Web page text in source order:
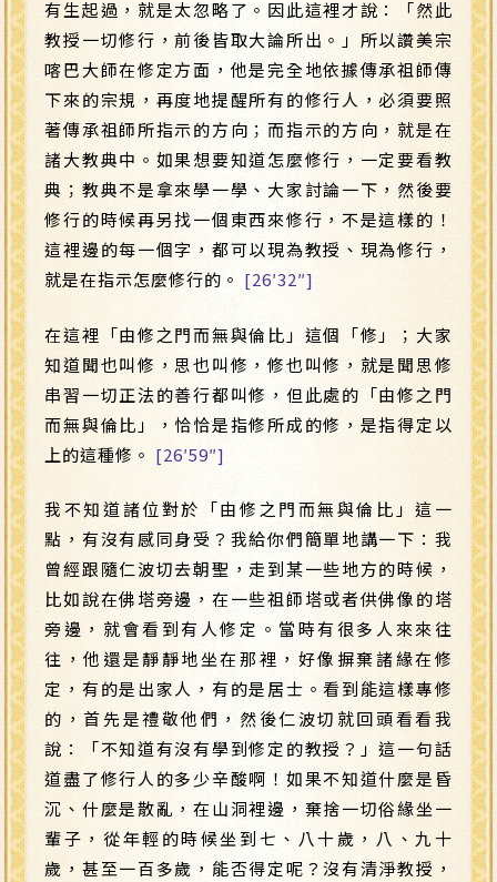
有生起過，就是太忽略了。因此這裡才說：「然此
教授一切修行，前後皆取大論所出。」所以讚美宗
喀巴大師在修定方面，他是完全地依據傳承祖師傳
下來的宗規，再度地提醒所有的修行人，必須要照
著傳承祖師所指示的方向；而指示的方向，就是在
諸大教典中。如果想要知道怎麼修行，一定要看教
典；教典不是拿來學一學、大家討論一下，然後要
修行的時候再另找一個東西來修行，不是這樣的！
這裡邊的每一個字，都可以現為教授、現為修行，
就是在指示怎麼修行的。 [26′32″]
在這裡「由修之門而無與倫比」這個「修」；大家
知道聞也叫修，思也叫修，修也叫修，就是聞思修
串習一切正法的善行都叫修，但此處的「由修之門
而無與倫比」，恰恰是指修所成的修，是指得定以
上的這種修。 [26′59″]
我不知道諸位對於「由修之門而無與倫比」這一
點，有沒有感同身受？我給你們簡單地講一下：我
曾經跟隨仁波切去朝聖，走到某一些地方的時候，
比如說在佛塔旁邊，在一些祖師塔或者供佛像的塔
旁邊，就會看到有人修定。當時有很多人來來往
往，他還是靜靜地坐在那裡，好像摒棄諸緣在修
定，有的是出家人，有的是居士。看到能這樣專修
的，首先是禮敬他們，然後仁波切就回頭看看我
說：「不知道有沒有學到修定的教授？」這一句話
道盡了修行人的多少辛酸啊！如果不知道什麼是昏
沉、什麼是散亂，在山洞裡邊，棄捨一切俗緣坐一
輩子，從年輕的時候坐到七、八十歲，八、九十
歲，甚至一百多歲，能否得定呢？沒有清淨教授，